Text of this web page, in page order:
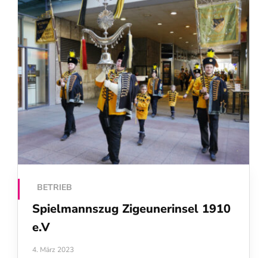
BETRIEB
Spielmannszug Zigeunerinsel 1910
e.V
4. März 2023